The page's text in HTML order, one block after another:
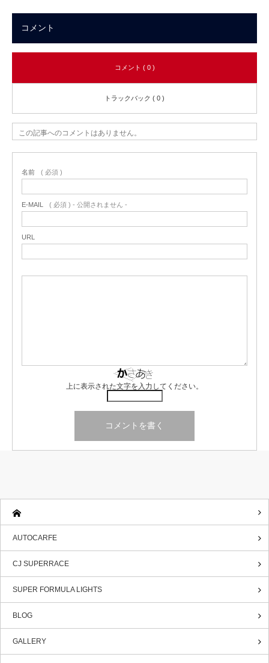
コメント
コメント ( 0 )
トラックバック ( 0 )
この記事へのコメントはありません。
名前 ( 必須 )
E-MAIL ( 必須 ) - 公開されません -
URL
上に表示された文字を入力してください。
AUTOCARFE
CJ SUPERRACE
SUPER FORMULA LIGHTS
BLOG
GALLERY